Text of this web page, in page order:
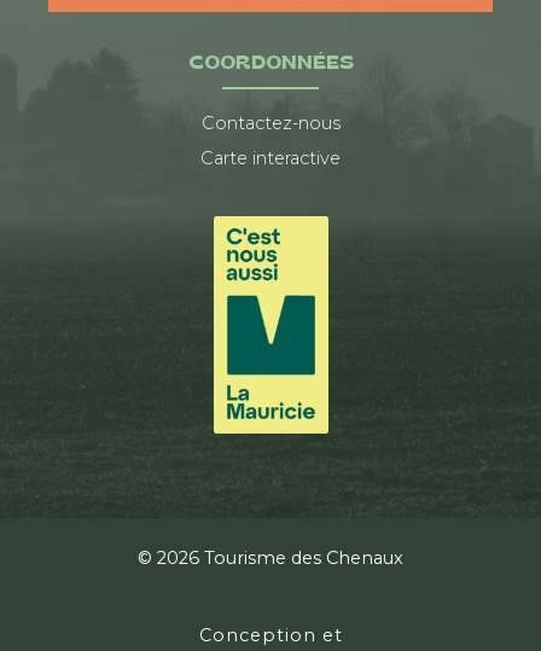
COORDONNÉES
Contactez-nous
Carte interactive
© 2026 Tourisme des Chenaux
Conception et